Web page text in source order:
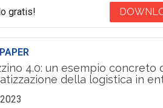
gratis!
4.0: un esempio concreto
della logistica in